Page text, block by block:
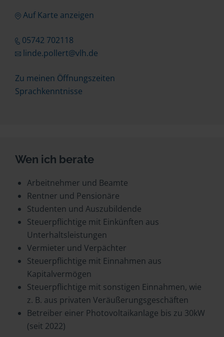
Auf Karte anzeigen
05742 702118
linde.pollert@vlh.de
Zu meinen Öffnungszeiten
Sprachkenntnisse
Wen ich berate
Arbeitnehmer und Beamte
Rentner und Pensionäre
Studenten und Auszubildende
Steuerpflichtige mit Einkünften aus
Unterhaltsleistungen
Vermieter und Verpächter
Steuerpflichtige mit Einnahmen aus
Kapitalvermögen
Steuerpflichtige mit sonstigen Einnahmen, wie
z. B. aus privaten Veräußerungsgeschäften
Betreiber einer Photovoltaikanlage bis zu 30kW
(seit 2022)